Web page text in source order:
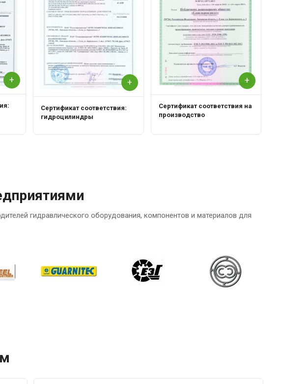
+ +
Сертификат соответствия:
гидроцилиндры
+
Сертификат соответствия на
производство
гидравлического оборудования, компонентов и материалов для